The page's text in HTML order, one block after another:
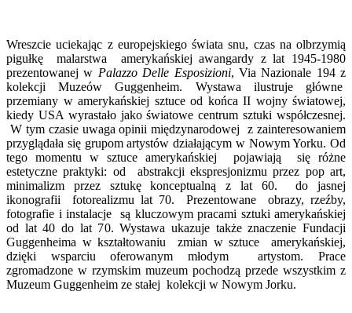
Wreszcie uciekając z europejskiego świata snu, czas na olbrzymią
pigułkę malarstwa amerykańskiej awangardy z lat 1945-1980
prezentowanej w Palazzo Delle Esposizioni, Via Nazionale 194 z
kolekcji Muzeów Guggenheim. Wystawa ilustruje główne
przemiany w amerykańskiej sztuce od końca II wojny światowej,
kiedy USA wyrastało jako światowe centrum sztuki współczesnej.
W tym czasie uwaga opinii międzynarodowej z zainteresowaniem
przyglądała się grupom artystów działającym w Nowym Yorku. Od
tego momentu w sztuce amerykańskiej pojawiają się różne
estetyczne praktyki: od abstrakcji ekspresjonizmu przez pop art,
minimalizm przez sztukę konceptualną z lat 60. do jasnej
ikonografii fotorealizmu lat 70. Prezentowane obrazy, rzeźby,
fotografie i instalacje są kluczowym pracami sztuki amerykańskiej
od lat 40 do lat 70. Wystawa ukazuje także znaczenie Fundacji
Guggenheima w kształtowaniu zmian w sztuce amerykańskiej,
dzięki wsparciu oferowanym młodym artystom. Prace
zgromadzone w rzymskim muzeum pochodzą przede wszystkim z
Muzeum Guggenheim ze stałej kolekcji w Nowym Jorku.